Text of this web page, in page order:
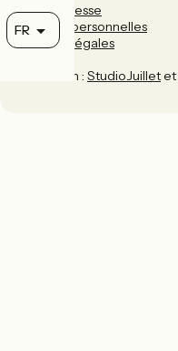
FR
Espace presse
Données personnelles
Mentions légales
Réalisation : StudioJuilletet